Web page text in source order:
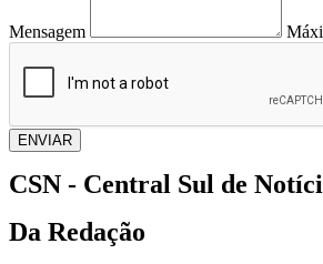
Mensagem
ENVIAR
CSN - Central Sul de
Da Redação